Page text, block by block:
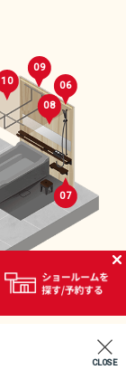
CLOSE
06
07
08
09
10